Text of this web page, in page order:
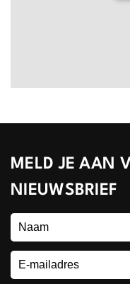
MELD JE AAN
NIEUWSBRIEF